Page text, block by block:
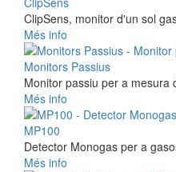
ClipSens, monitor d'un sol
Més info
Monitors Passius
Monitor passiu per a mesura
Més info
MP100
Detector Monogas per a
Més info